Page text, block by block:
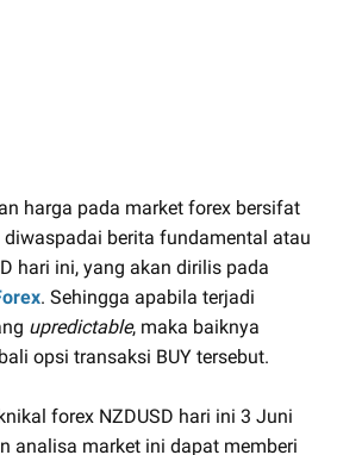
harga pada market forex bersifat
berita fundamental atau
hari ini, yang akan dirilis pada
. Sehingga apabila terjadi
upredictable, maka baiknya
opsi transaksi BUY tersebut.
forex NZDUSD hari ini 3 Juni
analisa market ini dapat memberi